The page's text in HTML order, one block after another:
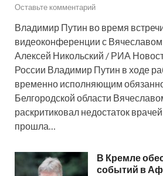
Оставьте комментарий
Владимир Путин во время
видеоконференции с
Алексей Никольский / РИА
России Владимир Путин в ходе
временно исполняющим
Белгородской области
раскритиковал недостаток
прошла…
В Кремле
событий в